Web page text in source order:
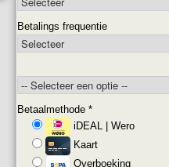
Betalings frequentie
Betaalmethode *
iDEAL | Wero
Kaart
Overboeking